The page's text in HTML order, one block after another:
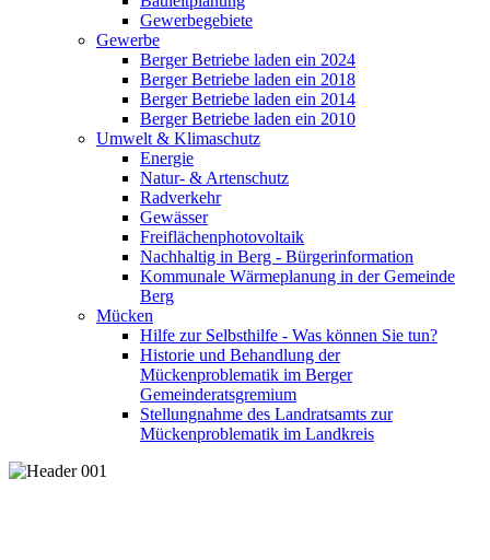
Gewerbegebiete
Gewerbe
Berger Betriebe laden ein 2024
Berger Betriebe laden ein 2018
Berger Betriebe laden ein 2014
Berger Betriebe laden ein 2010
Umwelt & Klimaschutz
Energie
Natur- & Artenschutz
Radverkehr
Gewässer
Freiflächenphotovoltaik
Nachhaltig in Berg - Bürgerinformation
Kommunale Wärmeplanung in der Gemeinde
Berg
Mücken
Hilfe zur Selbsthilfe - Was können Sie tun?
Historie und Behandlung der
Mückenproblematik im Berger
Gemeinderatsgremium
Stellungnahme des Landratsamts zur
Mückenproblematik im Landkreis